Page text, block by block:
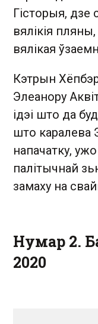
Гісторыя, дзе
вялікія
вялікая
Кэтрын
Элеанору
ідэі што да
што каралева
напачатку,
палітычнай
замаху на
Нумар 2.
2020